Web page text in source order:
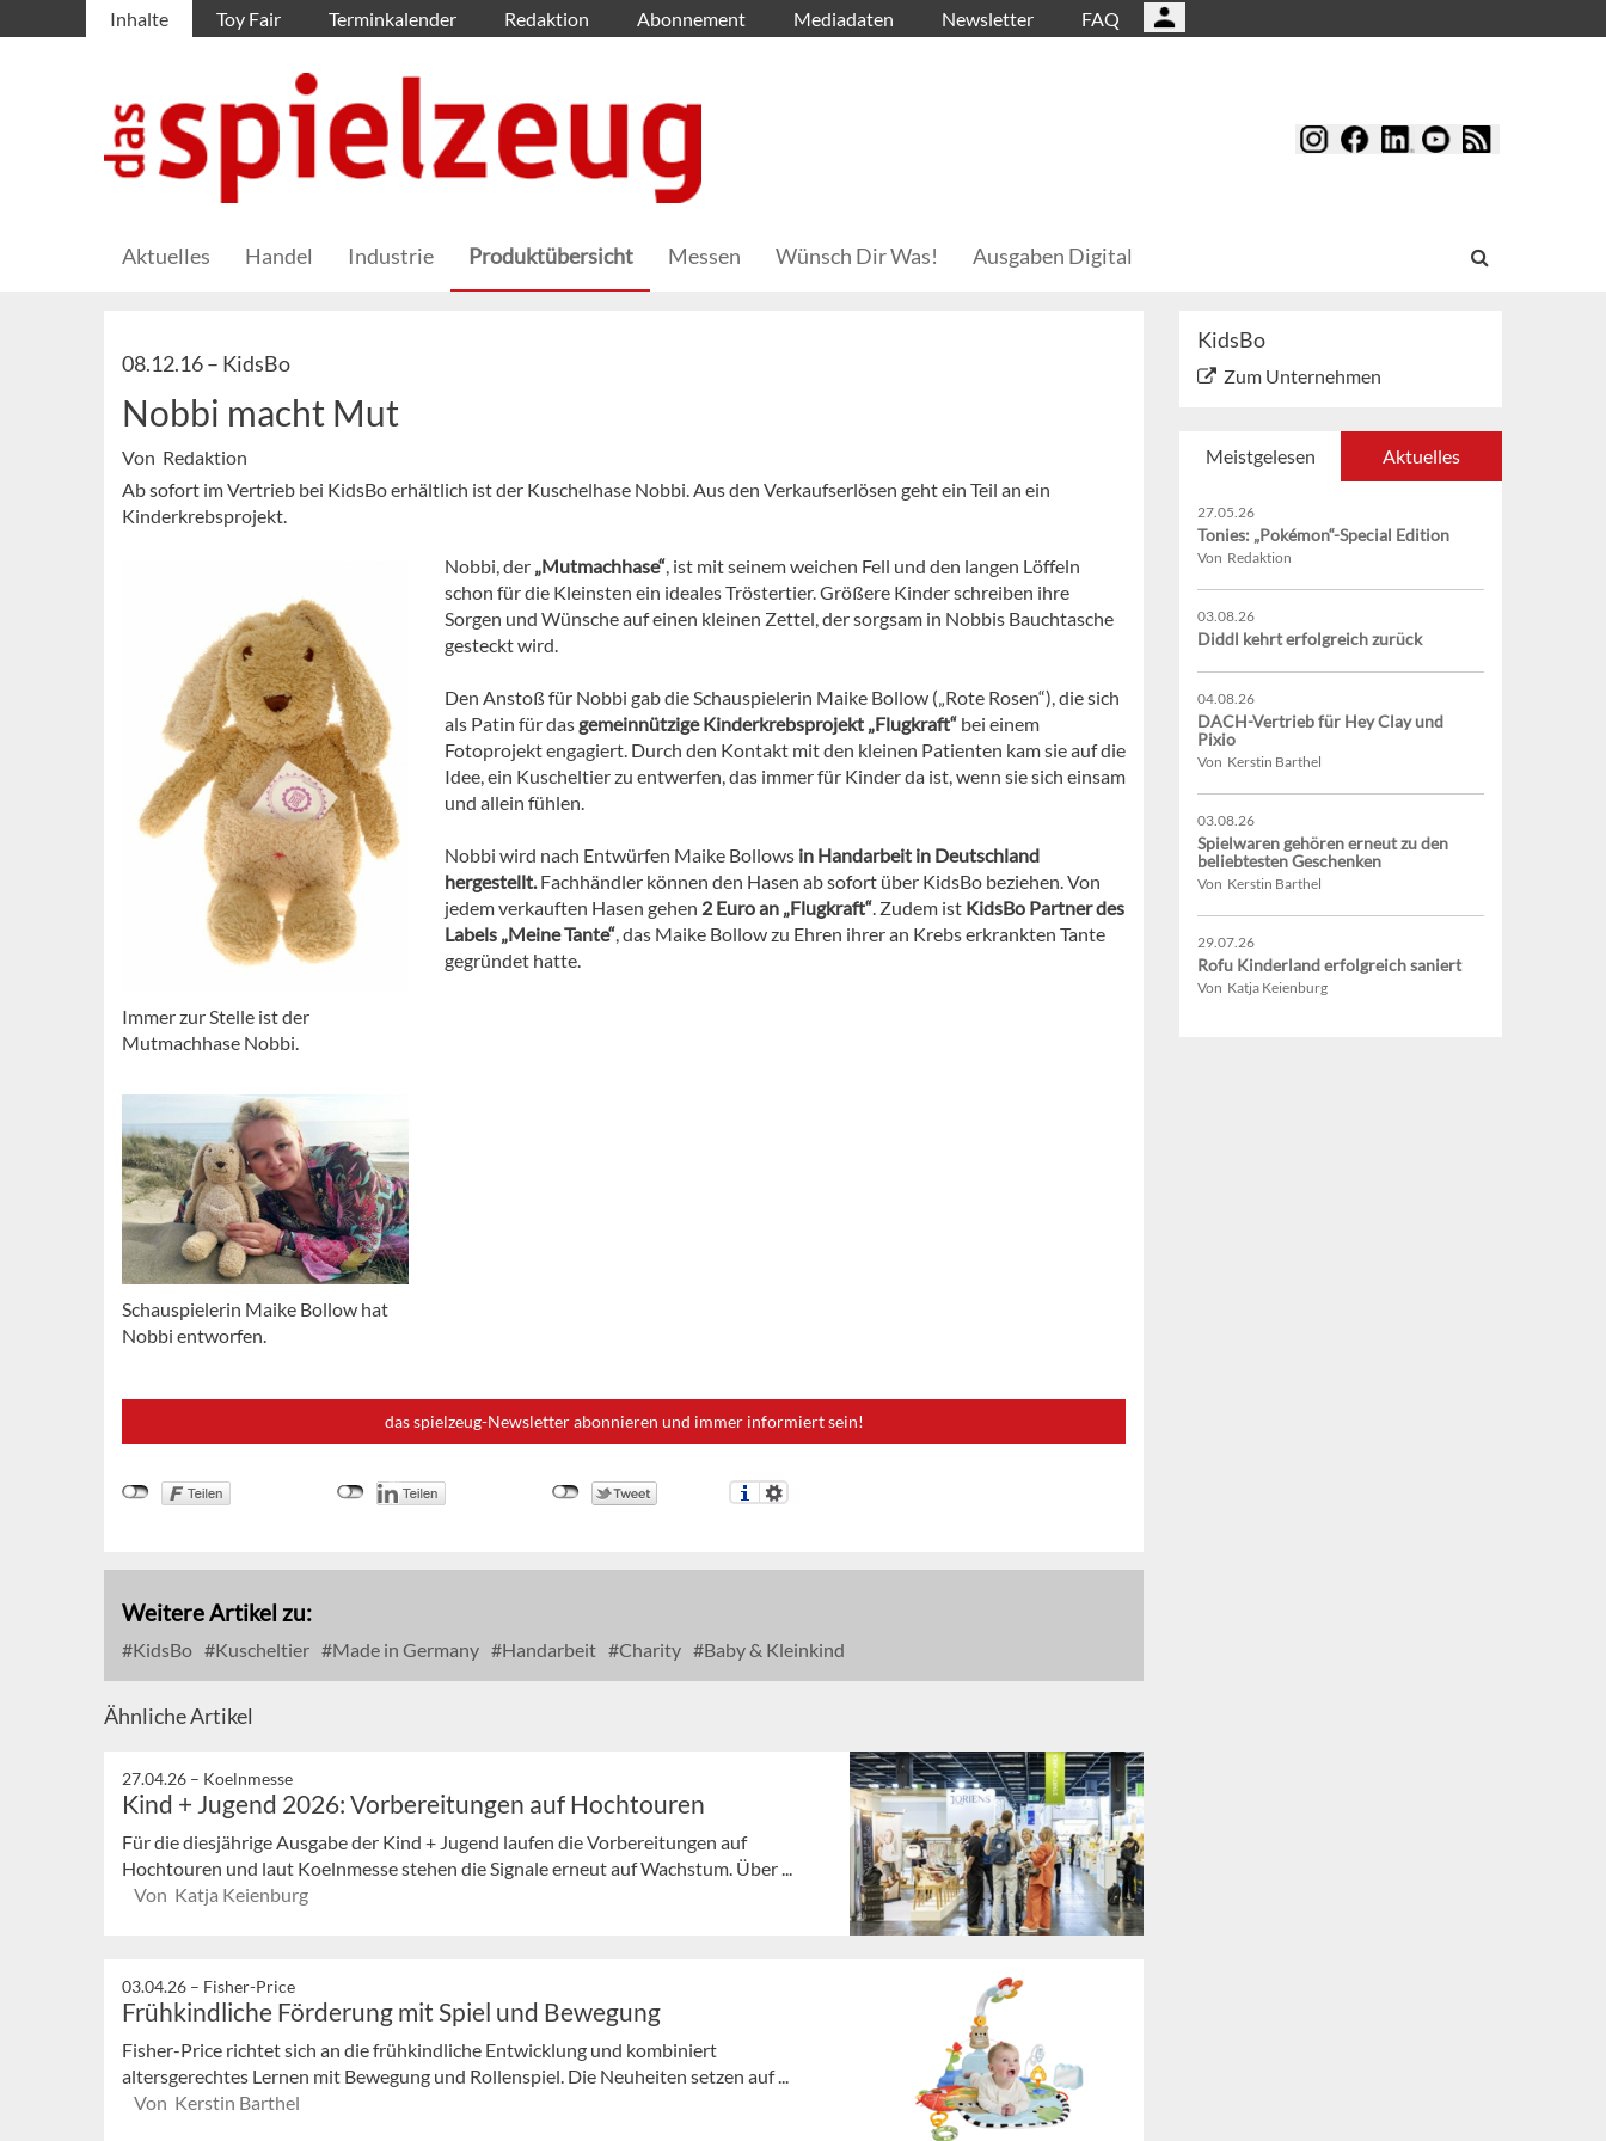
Inhalte Toy Fair Terminkalender Redaktion Abonnement Mediadaten Newsletter FAQ
Aktuelles Handel Industrie Produktübersicht Messen Wünsch Dir Was! Ausgaben Digital
08.12.16 – KidsBo
Nobbi macht Mut
Von Redaktion
Ab sofort im Vertrieb bei KidsBo erhältlich ist der Kuschelhase Nobbi. Aus den Verkaufserlösen geht ein Teil an ein
Kinderkrebsprojekt.
Immer zur Stelle ist der
Mutmachhase Nobbi.
Schauspielerin Maike Bollow hat
Nobbi entworfen.
Nobbi, der „Mutmachhase“, ist mit seinem weichen Fell und den langen Löffeln
schon für die Kleinsten ein ideales Tröstertier. Größere Kinder schreiben ihre
Sorgen und Wünsche auf einen kleinen Zettel, der sorgsam in Nobbis Bauchtasche
gesteckt wird.
Den Anstoß für Nobbi gab die Schauspielerin Maike Bollow („Rote Rosen“), die sich
als Patin für dasgemeinnützige Kinderkrebsprojekt „Flugkraft“ bei einem
Fotoprojekt engagiert. Durch den Kontakt mit den kleinen Patienten kam sie auf die
Idee, ein Kuscheltier zu entwerfen, das immer für Kinder da ist, wenn sie sich einsam
und allein fühlen.
Nobbi wird nach Entwürfen Maike Bollows in Handarbeit in Deutschland
hergestellt.Fachhändler können den Hasen ab sofort über KidsBo beziehen. Von
jedem verkauften Hasen gehen 2 Euro an „Flugkraft“. Zudem ist KidsBo Partner des
Labels „Meine Tante“, das Maike Bollow zu Ehren ihrer an Krebs erkrankten Tante
gegründet hatte.
das spielzeug-Newsletter abonnieren und immer informiert sein!
Weitere Artikel zu:
KidsBo Kuscheltier Made in Germany Handarbeit Charity Baby & Kleinkind
Ähnliche Artikel
27.04.26 – Koelnmesse
Kind + Jugend 2026: Vorbereitungen auf Hochtouren
Für die diesjährige Ausgabe der Kind + Jugend laufen die Vorbereitungen auf
Hochtouren und laut Koelnmesse stehen die Signale erneut auf Wachstum. Über ...
Von Katja Keienburg
03.04.26 – Fisher-Price
Frühkindliche Förderung mit Spiel und Bewegung
Fisher-Price richtet sich an die frühkindliche Entwicklung und kombiniert
altersgerechtes Lernen mit Bewegung und Rollenspiel. Die Neuheiten setzen auf ...
Von Kerstin Barthel
KidsBo
Zum Unternehmen
Meistgelesen Aktuelles
27.05.26
Tonies: „Pokémon“-Special Edition
Von Redaktion
03.08.26
Diddl kehrt erfolgreich zurück
04.08.26
DACH-Vertrieb für Hey Clay und
Pixio
Von Kerstin Barthel
03.08.26
Spielwaren gehören erneut zu den
beliebtesten Geschenken
Von Kerstin Barthel
29.07.26
Rofu Kinderland erfolgreich saniert
Von Katja Keienburg